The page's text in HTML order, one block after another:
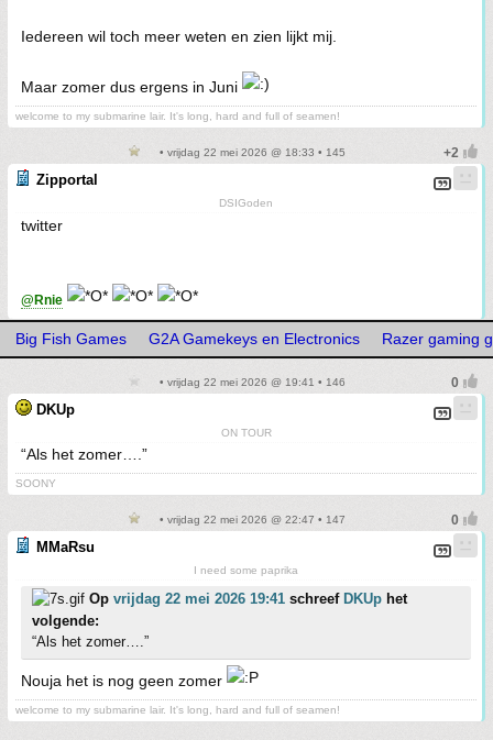
Iedereen wil toch meer weten en zien lijkt mij.
Maar zomer dus ergens in Juni
welcome to my submarine lair. It's long, hard and full of seamen!
• vrijdag 22 mei 2026 @ 18:33 • 145
Zipportal
DSIGoden
twitter
@Rnie
Big Fish Games G2A Gamekeys en Electronics Razer gaming
• vrijdag 22 mei 2026 @ 19:41 • 146
DKUp
ON TOUR
“Als het zomer….”
SOONY
• vrijdag 22 mei 2026 @ 22:47 • 147
MMaRsu
I need some paprika
Op vrijdag 22 mei 2026 19:41 schreef DKUp het
volgende:
“Als het zomer….”
Nouja het is nog geen zomer
welcome to my submarine lair. It's long, hard and full of seamen!